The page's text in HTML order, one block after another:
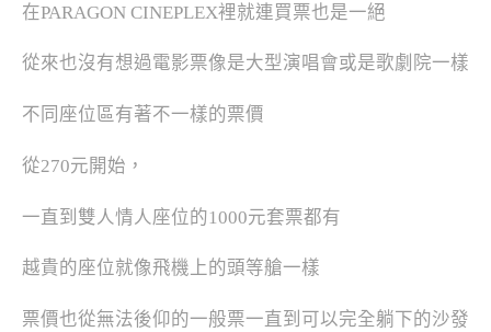
在PARAGON CINEPLEX裡就連買票也是一絕
從來也沒有想過電影票像是大型演唱會或是歌劇院一樣
不同座位區有著不一樣的票價
從270元開始，
一直到雙人情人座位的1000元套票都有
越貴的座位就像飛機上的頭等艙一樣
票價也從無法後仰的一般票一直到可以完全躺下的沙發